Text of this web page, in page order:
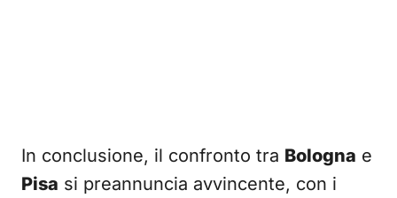
In conclusione, il confronto tra Bologna e
Pisa si preannuncia avvincente, con i